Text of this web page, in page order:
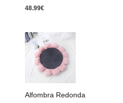
48.99€
Alfombra Redonda
precios:
desde
33.99€
83.99€